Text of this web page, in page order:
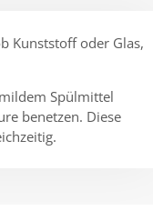
Kunststoff oder Glas,
Spülmittel
benetzen. Diese